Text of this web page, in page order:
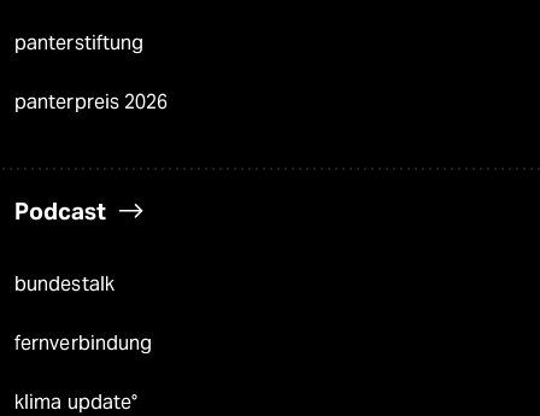
panterstiftung
panterpreis 2026
Podcast
bundestalk
fernverbindung
klima update°